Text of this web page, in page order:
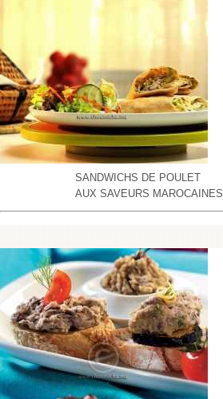
SANDWICHS DE POULET
AUX SAVEURS MAROCAINES